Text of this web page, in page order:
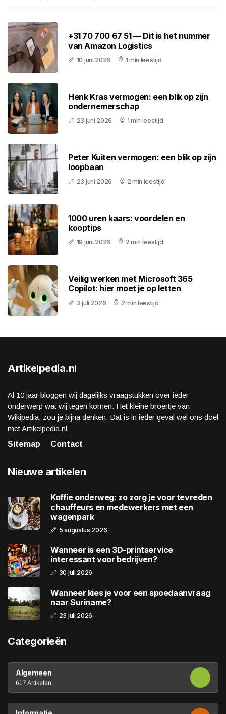
+31 70 700 67 51 — Dit is het nummer
van Amazon Logistics
10 juni 2026 1 min leestijd
Henk Kras vermogen: een blik op zijn
ondernemerschap
23 juni 2026 1 min leestijd
Peter Kuiten vermogen: een blik op zijn
loopbaan
23 juni 2026 2 min leestijd
1000 uren kaars: voordelen en
kooptips
19 juni 2026 2 min leestijd
Veilig werken met Microsoft 365
Copilot: hier moet je op letten
3 juli 2026 2 min leestijd
Artikelpedia.nl
Al 10 jaar bloggen wij dagelijks vraagstukken over ieder
onderwerp wat wij tegen komen. Het kleine broertje van
Wikipedia, zou je bijna denken. Dat is in ieder geval wel ons doel
met Artikelpedia.nl
Sitemap
Contact
Nieuwe artikelen
Koffie onderweg: zo zorg je voor tevreden
chauffeurs en medewerkers met een
wagenpark
5 augustus 2026
Wanneer is een 3D-printservice
interessant voor bedrijven?
30 juli 2026
Wanneer kies je voor een spoedaanvraag
naar Suriname?
23 juli 2026
Categorieën
Algemeen
617 Artikelen